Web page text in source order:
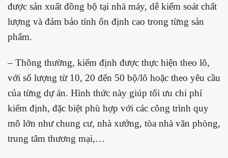
được sản xuất đồng bộ tại nhà máy, dễ kiểm soát chất
lượng và đảm bảo tính ổn định cao trong từng sản
phẩm.
– Thông thường, kiểm định được thực hiện theo lô,
với số lượng từ 10, 20 đến 50 bộ/lô hoặc theo yêu cầu
của từng dự án. Hình thức này giúp tối ưu chi phí
kiểm định, đặc biệt phù hợp với các công trình quy
mô lớn như chung cư, nhà xưởng, tòa nhà văn phòng,
trung tâm thương mại,…